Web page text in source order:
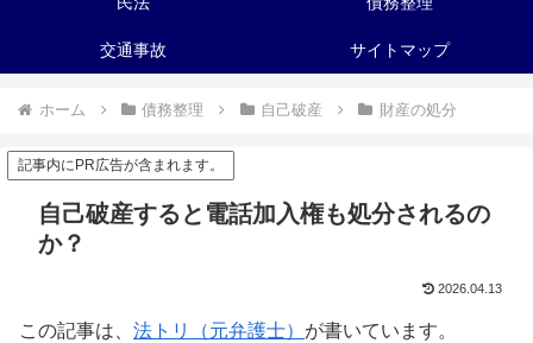
交通事故 サイトマップ
ホーム 債務整理 自己破産 財産の処分
記事内にPR広告が含まれます。
自己破産すると電話加入権も処分されるの
か？
2026.04.13
この記事は、 法トリ（元弁護士） が書いています。